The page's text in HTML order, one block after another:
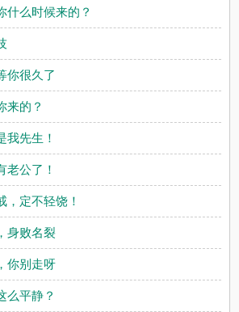
什么时候来的？
你很久了
来的？
我先生！
老公了！
，定不轻饶！
身败名裂
你别走呀
么平静？